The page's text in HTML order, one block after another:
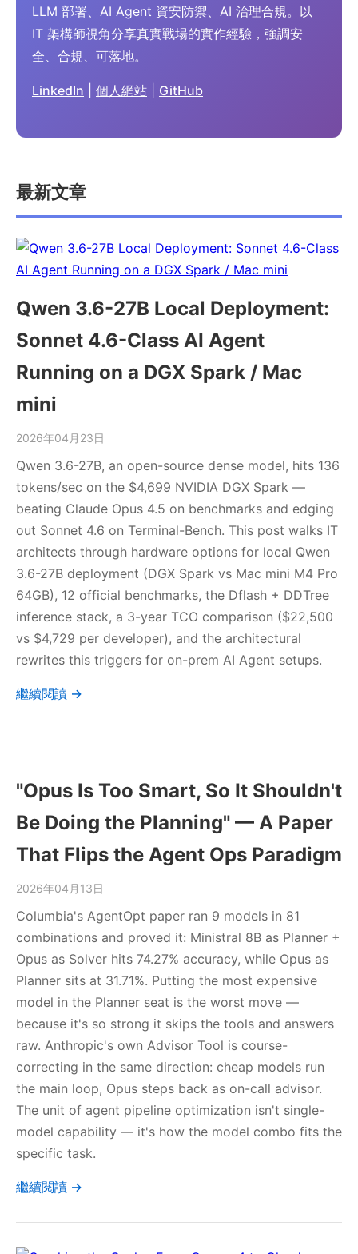
LLM 部署、AI Agent 資安防禦、AI 治理合規。以
IT 架構師視角分享真實戰場的實作經驗，強調安
全、合規、可落地。
LinkedIn 個人網站 GitHub
最新文章
Qwen 3.6-27B Local Deployment:
Sonnet 4.6-Class AI Agent
Running on a DGX Spark / Mac
mini
2026年04月23日
Qwen 3.6-27B, an open-source dense model, hits 136
tokens/sec on the $4,699 NVIDIA DGX Spark —
beating Claude Opus 4.5 on benchmarks and edging
out Sonnet 4.6 on Terminal-Bench. This post walks IT
architects through hardware options for local Qwen
3.6-27B deployment (DGX Spark vs Mac mini M4 Pro
64GB), 12 official benchmarks, the Dflash + DDTree
inference stack, a 3-year TCO comparison ($22,500
vs $4,729 per developer), and the architectural
rewrites this triggers for on-prem AI Agent setups.
繼續閱讀 →
"Opus Is Too Smart, So It Shouldn't
Be Doing the Planning" — A Paper
That Flips the Agent Ops Paradigm
2026年04月13日
Columbia's AgentOpt paper ran 9 models in 81
combinations and proved it: Ministral 8B as Planner +
Opus as Solver hits 74.27% accuracy, while Opus as
Planner sits at 31.71%. Putting the most expensive
model in the Planner seat is the worst move —
because it's so strong it skips the tools and answers
raw. Anthropic's own Advisor Tool is course-
correcting in the same direction: cheap models run
the main loop, Opus steps back as on-call advisor.
The unit of agent pipeline optimization isn't single-
model capability — it's how the model combo fits the
specific task.
繼續閱讀 →